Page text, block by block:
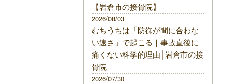
【岩倉市の接骨院】
むちうちは「防御が間に合わな
い速さ」で起こる｜事故直後に
痛くない科学的理由│岩倉市の接
骨院
2026/08/03
2026/07/30